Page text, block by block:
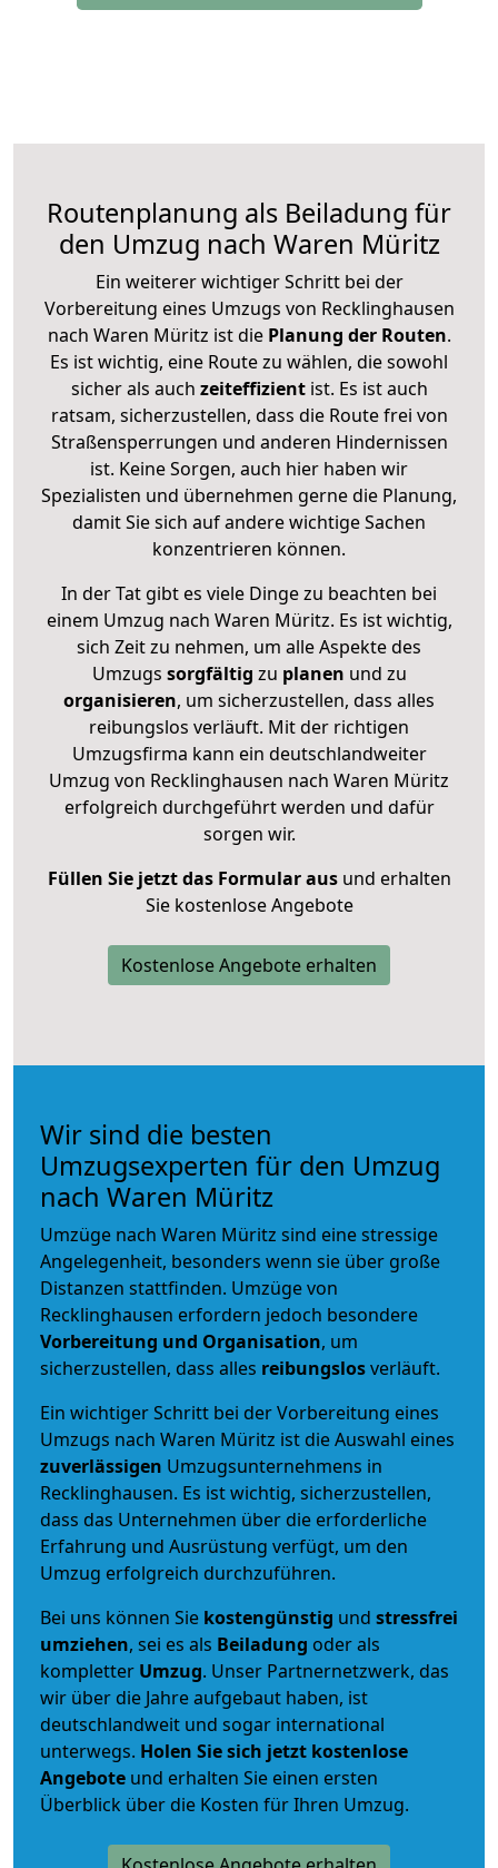
Routenplanung als Beiladung für
den Umzug nach Waren Müritz
Ein weiterer wichtiger Schritt bei der
Vorbereitung eines Umzugs von Recklinghausen
nach Waren Müritz ist diePlanung der Routen.
Es ist wichtig, eine Route zu wählen, die sowohl
sicher als auch zeiteffizientist. Es ist auch
ratsam, sicherzustellen, dass die Route frei von
Straßensperrungen und anderen Hindernissen
ist. Keine Sorgen, auch hier haben wir
Spezialisten und übernehmen gerne die Planung,
damit Sie sich auf andere wichtige Sachen
konzentrieren können.
In der Tat gibt es viele Dinge zu beachten bei
einem Umzug nach Waren Müritz. Es ist wichtig,
sich Zeit zu nehmen, um alle Aspekte des
Umzugs sorgfältig zu planen und zu
organisieren, um sicherzustellen, dass alles
reibungslos verläuft. Mit der richtigen
Umzugsfirma kann ein deutschlandweiter
Umzug von Recklinghausen nach Waren Müritz
erfolgreich durchgeführt werden und dafür
sorgen wir.
Füllen Sie jetzt das Formular ausund erhalten
Sie kostenlose Angebote
Kostenlose Angebote erhalten
Wir sind die besten
Umzugsexperten für den Umzug
nach Waren Müritz
Umzüge nach Waren Müritz sind eine stressige
Angelegenheit, besonders wenn sie über große
Distanzen stattfinden. Umzüge von
Recklinghausen erfordern jedoch besondere
Vorbereitung und Organisation, um
sicherzustellen, dass alles reibungslosverläuft.
Ein wichtiger Schritt bei der Vorbereitung eines
Umzugs nach Waren Müritz ist die Auswahl eines
zuverlässigen Umzugsunternehmens in
Recklinghausen. Es ist wichtig, sicherzustellen,
dass das Unternehmen über die erforderliche
Erfahrung und Ausrüstung verfügt, um den
Umzug erfolgreich durchzuführen.
Bei uns können Sie kostengünstig und stressfrei
umziehen, sei es als Beiladung oder als
kompletter Umzug. Unser Partnernetzwerk, das
wir über die Jahre aufgebaut haben, ist
deutschlandweit und sogar international
unterwegs. Holen Sie sich jetzt kostenlose
Angebote und erhalten Sie einen ersten
Überblick über die Kosten für Ihren Umzug.